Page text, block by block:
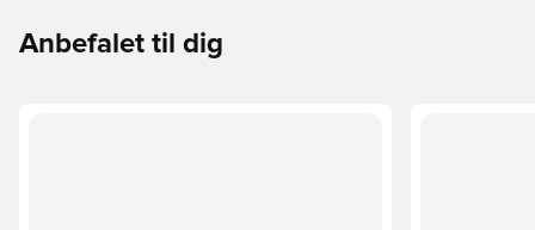
Anbefalet til dig